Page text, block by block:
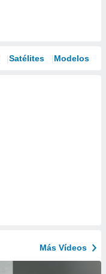
Satélites Modelos
Más Vídeos